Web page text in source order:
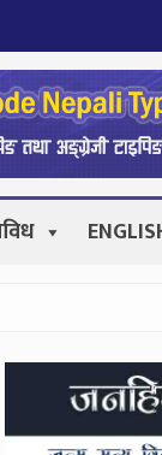
Secondary
Sidebar